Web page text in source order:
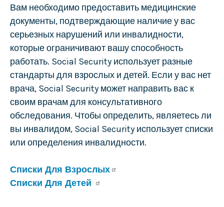
Вам необходимо предоставить медицинские
документы, подтверждающие наличие у вас
серьезных нарушений или инвалидности,
которые ограничивают вашу способность
работать. Social Security использует разные
стандарты для взрослых и детей. Если у вас нет
врача, Social Security может направить вас к
своим врачам для консультативного
обследования. Чтобы определить, являетесь ли
вы инвалидом, Social Security использует списки
или определения инвалидности.
Списки Для Взрослых
Списки Для Детей